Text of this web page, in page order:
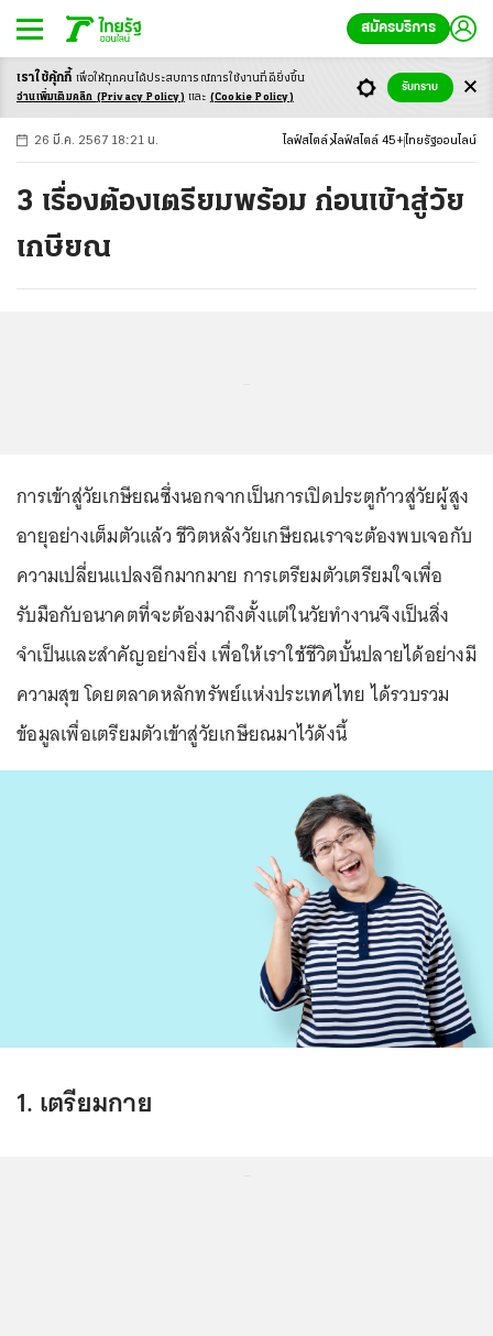
สมัครบริการ
-ก ก ก+
26 มี.ค. 2567 18:21 น. ไลฟ์สไตล์ ไลฟ์สไตล์ 45+ไทยรัฐออนไลน์
3 เรื่องต้องเตรียมพร้อม ก่อนเข้าสู่วัย
เกษียณ
การเข้าสู่วัยเกษียณซึ่งนอกจากเป็นการเปิดประตูก้าวสู่วัยผู้สูง
อายุอย่างเต็มตัวแล้ว ชีวิตหลังวัยเกษียณเราจะต้องพบเจอกับ
ความเปลี่ยนแปลงอีกมากมาย การเตรียมตัวเตรียมใจเพื่อ
รับมือกับอนาคตที่จะต้องมาถึงตั้งแต่ในวัยทำงานจึงเป็นสิ่ง
จำเป็นและสำคัญอย่างยิ่ง เพื่อให้เราใช้ชีวิตบั้นปลายได้อย่างมี
ความสุข โดยตลาดหลักทรัพย์แห่งประเทศไทย ได้รวบรวม
ข้อมูลเพื่อเตรียมตัวเข้าสู่วัยเกษียณมาไว้ดังนี้
1. เตรียมกาย
เราใช้คุ้กกี้ เพื่อให้ทุกคนได้ประสบการณ์การใช้งานที่ดียิ่งขึ้น
อ่านเพิ่มเติมคลิก (Privacy Policy) และ (Cookie Policy)
รับทราบ